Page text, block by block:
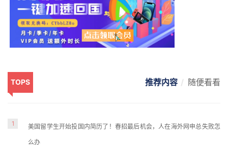
TOPS 推荐内容 随便看看
1 美国留学生开始投国内简历了！春招最后机会，人在海外网申总失败怎
么办